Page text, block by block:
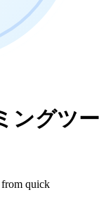
ングツー
quick